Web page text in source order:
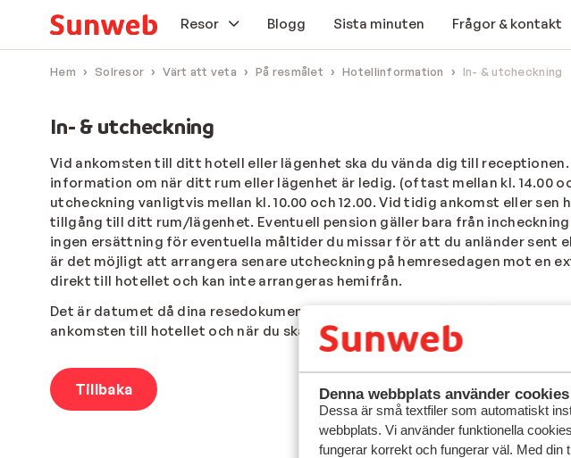
Denna webbplats använder cookies
Dessa är små textfiler som automatiskt
webbplats. Vi använder funktionella
fungerar korrekt och fungerar väl. Med
Resor Blogg Sista minuten Frågor & kontakt
Skidresor
Flygresor
Erbjudanden
Researrangör
Hem Solresor Värt att veta På resmålet Hotellinformation In- & utcheckning
In- & utcheckning
Vid ankomsten till ditt hotell eller lägenhet ska du vända dig till receptionen.
information om när ditt rum eller lägenhet är ledig. (oftast mellan kl. 14.00
utcheckning vanligtvis mellan kl. 10.00 och 12.00. Vid tidig ankomst eller sen
tillgång till ditt rum/lägenhet. Eventuell pension gäller bara från
ingen ersättning för eventuella måltider du missar för att du anländer sent
är det möjligt att arrangera senare utcheckning på hemresedagen mot en
direkt till hotellet och kan inte arrangeras hemifrån.
Det är datumet då dina resedokument som avgör när du får tillgång till ditt
ankomsten till hotellet och när du ska checka ut från hotellet på
Tillbaka